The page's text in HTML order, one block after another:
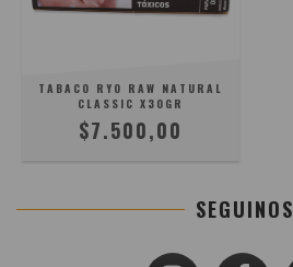
TABACO RYO RAW NATURAL
CLASSIC X30GR
$7.500,00
SEGUINOS